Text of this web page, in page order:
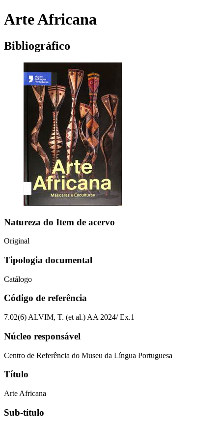
Arte Africana
Bibliográfico
Natureza do Item de acervo
Original
Tipologia documental
Catálogo
Código de referência
7.02(6) ALVIM, T. (et al.) AA 2024/ Ex.1
Núcleo responsável
Centro de Referência do Museu da Língua Portuguesa
Título
Arte Africana
Sub-título